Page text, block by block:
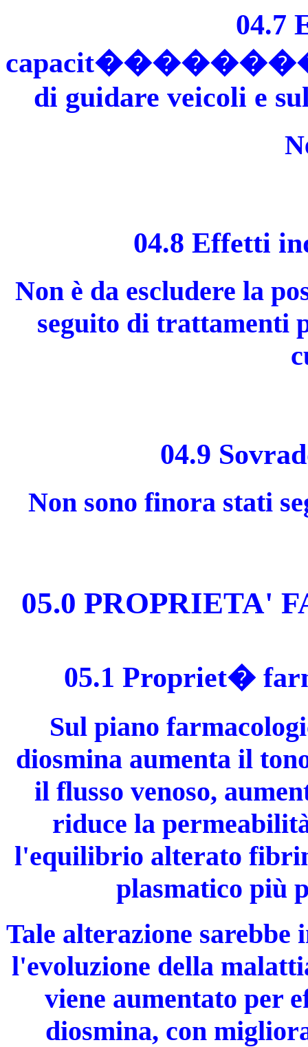
04.7
di guidare veicoli e
04.8 Effetti
Non è da escludere la
se­guito di
04.9
Non sono finora stati
05.0 PROPRIETA'
05.1 Propriet�
Sul piano
diosmina aumenta il
il flusso venoso,
riduce la
l'equilibrio alterato
plasmatico più
Tale alterazione
l'evoluzione della
viene aumentato per
diosmina, con